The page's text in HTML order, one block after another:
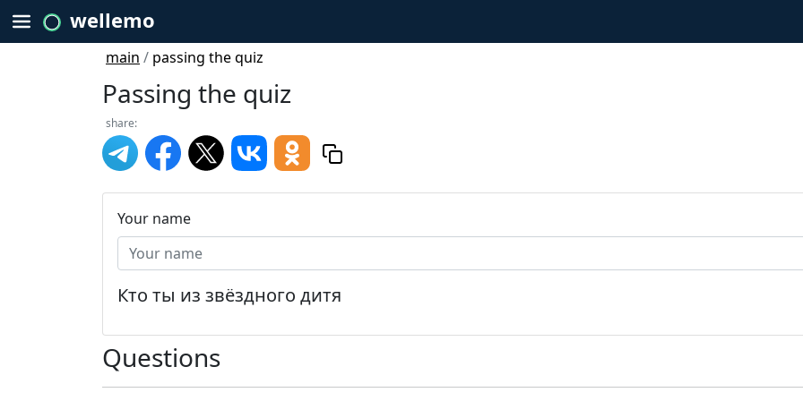
wellemo
main / passing the quiz
Passing the quiz
share:
Your name
Кто ты из звёздного дитя
Questions